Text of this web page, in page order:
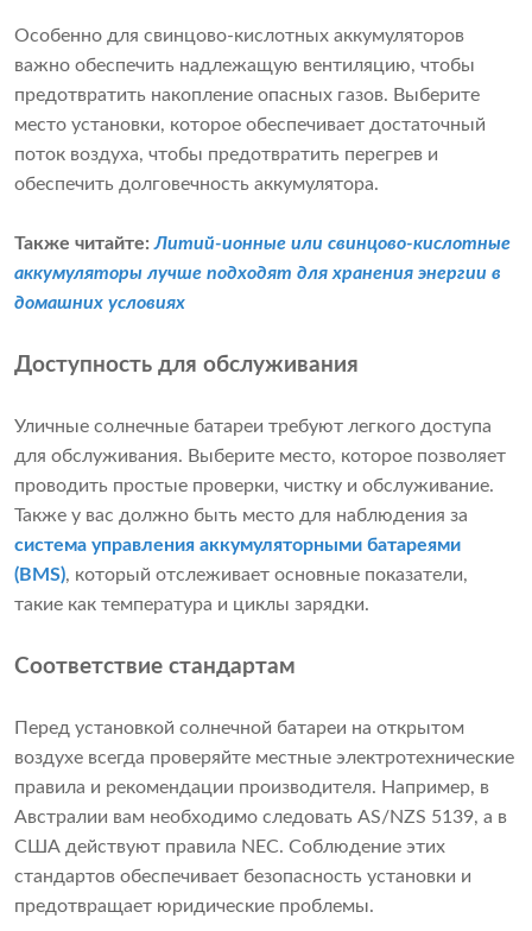
Особенно для свинцово-кислотных аккумуляторов
важно обеспечить надлежащую вентиляцию, чтобы
предотвратить накопление опасных газов. Выберите
место установки, которое обеспечивает достаточный
поток воздуха, чтобы предотвратить перегрев и
обеспечить долговечность аккумулятора.
Также читайте:Литий-ионные или свинцово-кислотные
аккумуляторы лучше подходят для хранения энергии в
домашних условиях
Доступность для обслуживания
Уличные солнечные батареи требуют легкого доступа
для обслуживания. Выберите место, которое позволяет
проводить простые проверки, чистку и обслуживание.
Также у вас должно быть место для наблюдения за
система управления аккумуляторными батареями
(BMS), который отслеживает основные показатели,
такие как температура и циклы зарядки.
Соответствие стандартам
Перед установкой солнечной батареи на открытом
воздухе всегда проверяйте местные электротехнические
правила и рекомендации производителя. Например, в
Австралии вам необходимо следовать AS/NZS 5139, а в
США действуют правила NEC. Соблюдение этих
стандартов обеспечивает безопасность установки и
предотвращает юридические проблемы.